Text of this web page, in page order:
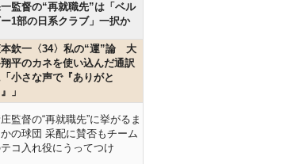
監督の“再就職先”は「ベル
1部の日系クラブ」一択か
欽一〈34〉私の“運”論 大
平のカネを使い込んだ通訳
小さな声で『ありがと
」
監督の“再就職先”に挙がるま
の球団 采配に賛否もチーム
コ入れ役にうってつけ